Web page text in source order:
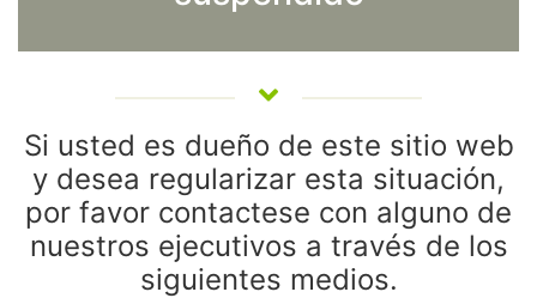
Si usted es dueño de este sitio web
y desea regularizar esta situación,
por favor contactese con alguno de
nuestros ejecutivos a través de los
siguientes medios.